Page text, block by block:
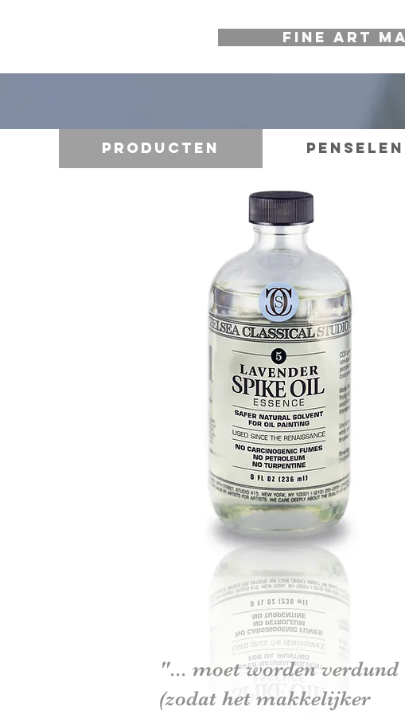
FINE ART
Producten Penselen
"... moet worden verdund
(zodat het makkelijker